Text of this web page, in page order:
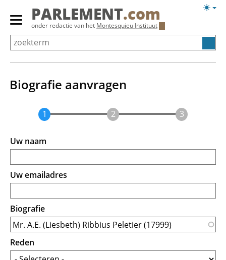
Overslaan
Primair
menu
tonen/verbergen
PARLEMENT.com
onder redactie van het Montesquieu Instituut
Biografie aanvragen
Uw naam
Uw emailadres
Biografie
Reden